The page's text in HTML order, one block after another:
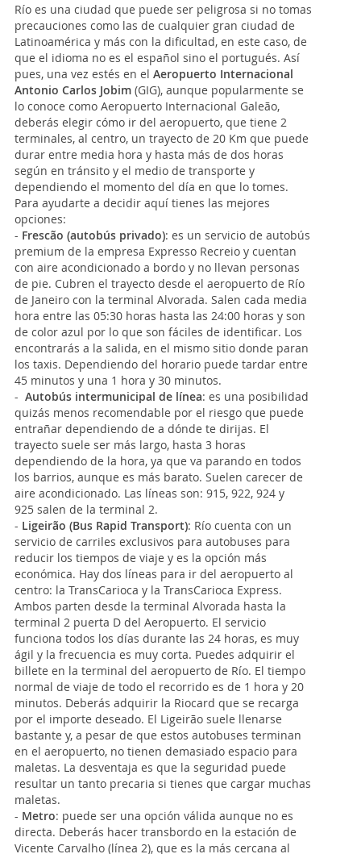
Río es una ciudad que puede ser peligrosa si no tomas
precauciones como las de cualquier gran ciudad de
Latinoamérica y más con la dificultad, en este caso, de
que el idioma no es el español sino el portugués. Así
pues, una vez estés en el Aeropuerto Internacional
Antonio Carlos Jobim (GIG), aunque popularmente se
lo conoce como Aeropuerto Internacional Galeão,
deberás elegir cómo ir del aeropuerto, que tiene 2
terminales, al centro, un trayecto de 20 Km que puede
durar entre media hora y hasta más de dos horas
según en tránsito y el medio de transporte y
dependiendo el momento del día en que lo tomes.
Para ayudarte a decidir aquí tienes las mejores
opciones:
- Frescão (autobús privado): es un servicio de autobús
premium de la empresa Expresso Recreio y cuentan
con aire acondicionado a bordo y no llevan personas
de pie. Cubren el trayecto desde el aeropuerto de Río
de Janeiro con la terminal Alvorada. Salen cada media
hora entre las 05:30 horas hasta las 24:00 horas y son
de color azul por lo que son fáciles de identificar. Los
encontrarás a la salida, en el mismo sitio donde paran
los taxis. Dependiendo del horario puede tardar entre
45 minutos y una 1 hora y 30 minutos.
- Autobús intermunicipal de línea: es una posibilidad
quizás menos recomendable por el riesgo que puede
entrañar dependiendo de a dónde te dirijas. El
trayecto suele ser más largo, hasta 3 horas
dependiendo de la hora, ya que va parando en todos
los barrios, aunque es más barato. Suelen carecer de
aire acondicionado. Las líneas son: 915, 922, 924 y
925 salen de la terminal 2.
- Ligeirão (Bus Rapid Transport): Río cuenta con un
servicio de carriles exclusivos para autobuses para
reducir los tiempos de viaje y es la opción más
económica. Hay dos líneas para ir del aeropuerto al
centro: la TransCarioca y la TransCarioca Express.
Ambos parten desde la terminal Alvorada hasta la
terminal 2 puerta D del Aeropuerto. El servicio
funciona todos los días durante las 24 horas, es muy
ágil y la frecuencia es muy corta. Puedes adquirir el
billete en la terminal del aeropuerto de Río. El tiempo
normal de viaje de todo el recorrido es de 1 hora y 20
minutos. Deberás adquirir la Riocard que se recarga
por el importe deseado. El Ligeirão suele llenarse
bastante y, a pesar de que estos autobuses terminan
en el aeropuerto, no tienen demasiado espacio para
maletas. La desventaja es que la seguridad puede
resultar un tanto precaria si tienes que cargar muchas
maletas.
- Metro: puede ser una opción válida aunque no es
directa. Deberás hacer transbordo en la estación de
Vicente Carvalho (línea 2), que es la más cercana al